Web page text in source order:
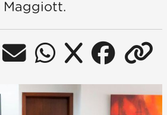
Maggiott.